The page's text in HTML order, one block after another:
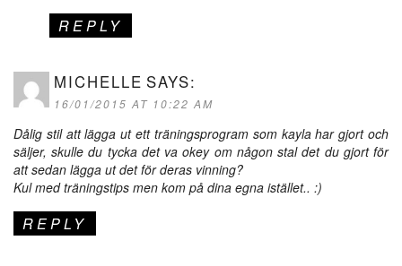
REPLY
MICHELLE SAYS:
16/01/2015 AT 10:22 AM
Dålig stil att lägga ut ett träningsprogram som kayla har gjort och
säljer, skulle du tycka det va okey om någon stal det du gjort för
att sedan lägga ut det för deras vinning?
Kul med träningstips men kom på dina egna istället.. :)
REPLY